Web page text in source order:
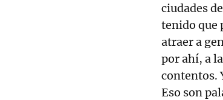
ciudades
tenido que
atraer a
por ahí, a
contentos.
Eso son